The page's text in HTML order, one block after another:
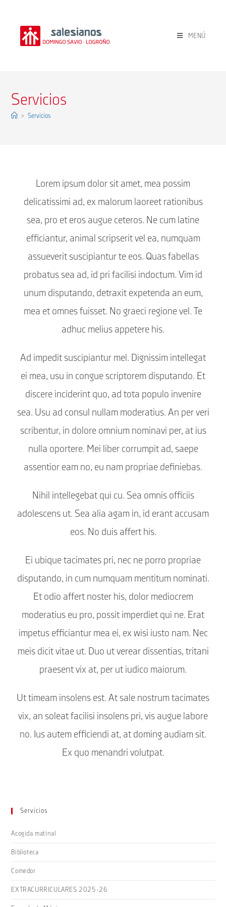
MENÚ
Servicios
> Servicios
Lorem ipsum dolor sit amet, mea possim
delicatissimi ad, ex malorum laoreet rationibus
sea, pro et eros augue ceteros. Ne cum latine
efficiantur, animal scripserit vel ea, numquam
assueverit suscipiantur te eos. Quas fabellas
probatus sea ad, id pri facilisi indoctum. Vim id
unum disputando, detraxit expetenda an eum,
mea et omnes fuisset. No graeci regione vel. Te
adhuc melius appetere his.
Ad impedit suscipiantur mel. Dignissim intellegat
ei mea, usu in congue scriptorem disputando. Et
discere inciderint quo, ad tota populo invenire
sea. Usu ad consul nullam moderatius. An per veri
scribentur, in dolore omnium nominavi per, at ius
nulla oportere. Mei liber corrumpit ad, saepe
assentior eam no, eu nam propriae definiebas.
Nihil intellegebat qui cu. Sea omnis officiis
adolescens ut. Sea alia agam in, id erant accusam
eos. No duis affert his.
Ei ubique tacimates pri, nec ne porro propriae
disputando, in cum numquam mentitum nominati.
Et odio affert noster his, dolor mediocrem
moderatius eu pro, possit imperdiet qui ne. Erat
impetus efficiantur mea ei, ex wisi iusto nam. Nec
meis dicit vitae ut. Duo ut verear dissentias, tritani
praesent vix at, per ut iudico maiorum.
Ut timeam insolens est. At sale nostrum tacimates
vix, an soleat facilisi insolens pri, vis augue labore
no. Ius autem efficiendi at, at doming audiam sit.
Ex quo menandri volutpat.
Servicios
Acogida matinal
Biblioteca
Comedor
EXTRACURRICULARES 2025-26